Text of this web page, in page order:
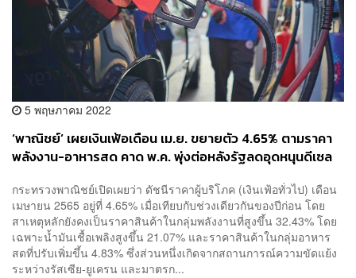
5 พฤษภาคม 2022
‘พาณิชย์’ เผยเงินเฟ้อเดือน เม.ย. ขยายตัว 4.65% ตามราคา
พลังงาน-อาหารสด คาด พ.ค. พุ่งต่อหลังรัฐลดอุดหนุนดีเซล
กระทรวงพาณิชย์เปิดเผยว่า ดัชนีราคาผู้บริโภค (เงินเฟ้อทั่วไป) เดือน
เมษายน 2565 อยู่ที่ 4.65% เมื่อเทียบกับช่วงเดียวกันของปีก่อน โดย
สาเหตุหลักยังคงเป็นราคาสินค้าในกลุ่มพลังงานที่สูงขึ้น 32.43% โดย
เฉพาะน้ำมันเชื้อเพลิงสูงขึ้น 21.07% และราคาสินค้าในกลุ่มอาหาร
สดที่ปรับเพิ่มขึ้น 4.83% ซึ่งส่วนหนึ่งเกิดจากสถานการณ์ความขัดแย้ง
ระหว่างรัสเซีย-ยูเครน และมาตรก...